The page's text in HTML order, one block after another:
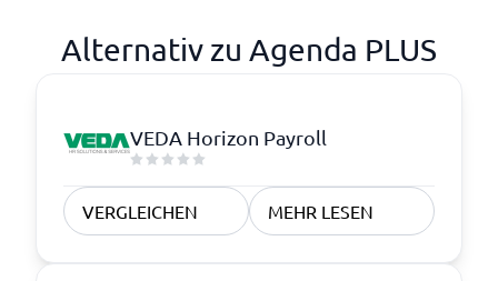
Alternativ zu Agenda PLUS
VEDA Horizon Payroll
VERGLEICHEN MEHR LESEN